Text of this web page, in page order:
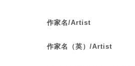
作家名/Artist
作家名（英）/Artist